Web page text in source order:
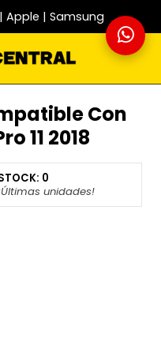
Apple | Samsung
Con
11 2018
0
unidades!